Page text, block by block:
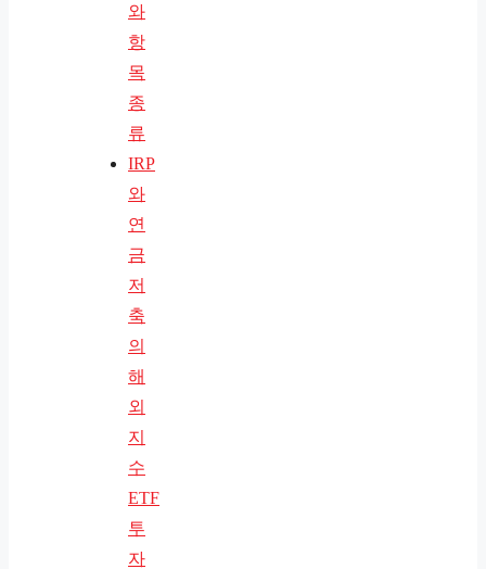
와
항
목
종
류
IRP
와
연
금
저
축
의
해
외
지
수
ETF
투
자